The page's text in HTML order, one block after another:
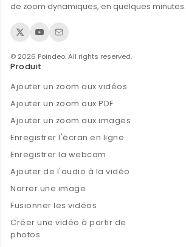
de zoom dynamiques, en quelques minutes.
© 2026 Poindeo. All rights reserved.
Produit
Ajouter un zoom aux vidéos
Ajouter un zoom aux PDF
Ajouter un zoom aux images
Enregistrer l'écran en ligne
Enregistrer la webcam
Ajouter de l'audio à la vidéo
Narrer une image
Fusionner les vidéos
Créer une vidéo à partir de
photos